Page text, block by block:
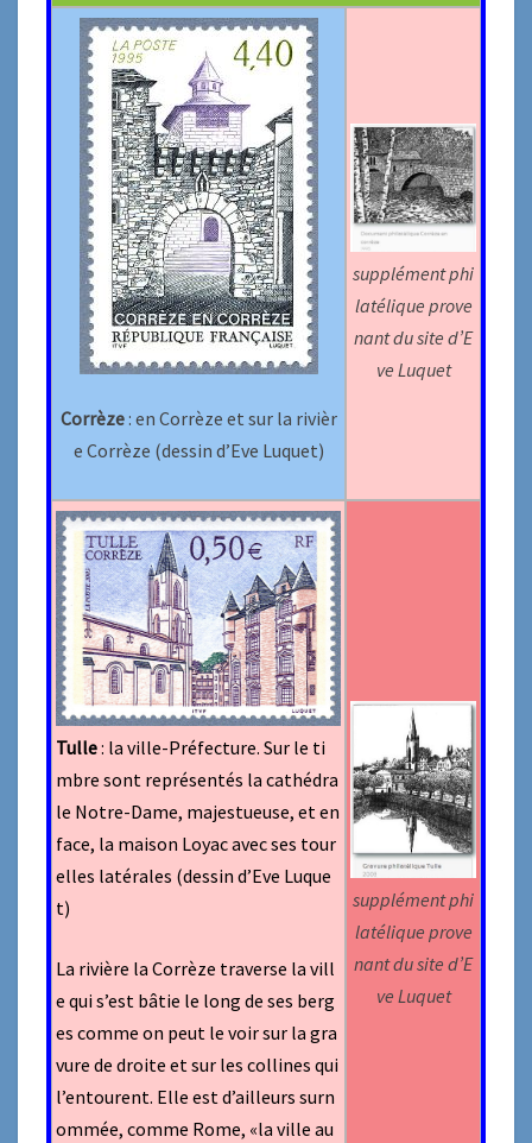
Corrèze: en Corrèze et sur la rivièr
e Corrèze (dessin d’Eve Luquet)
supplément phi
latélique prove
nant du site d’E
ve Luquet
Tulle: la ville-Préfecture. Sur le ti
mbre sont représentés la cathédra
le Notre-Dame, majestueuse, et en
face, la maison Loyac avec ses tour
elles latérales (dessin d’Eve Luque
t)
La rivière la Corrèze traverse la vill
e qui s’est bâtie le long de ses berg
es comme on peut le voir sur la gra
vure de droite et sur les collines qui
l’entourent. Elle est d’ailleurs surn
ommée, comme Rome, «la ville au
supplément phi
latélique prove
nant du site d’E
ve Luquet